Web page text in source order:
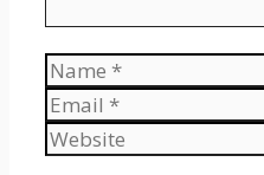
Name
Email
Website